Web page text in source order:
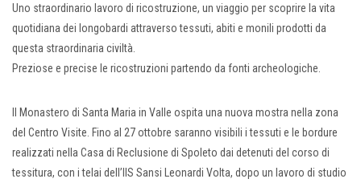
Uno straordinario lavoro di ricostruzione, un viaggio per scoprire la vita
quotidiana dei longobardi attraverso tessuti, abiti e monili prodotti da
questa straordinaria civiltà.
Preziose e precise le ricostruzioni partendo da fonti archeologiche.
Il Monastero di Santa Maria in Valle ospita una nuova mostra nella zona
del Centro Visite. Fino al 27 ottobre saranno visibili i tessuti e le bordure
realizzati nella Casa di Reclusione di Spoleto dai detenuti del corso di
tessitura, con i telai dell’IIS Sansi Leonardi Volta, dopo un lavoro di studio